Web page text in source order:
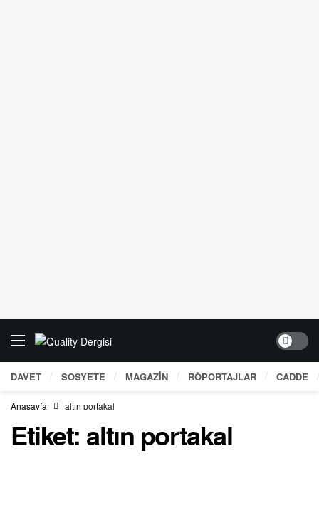
Dark
DAVET SOSYETE MAGAZİN RÖPORTAJLAR CADDE
Anasayfa altın portakal
Etiket: altın portakal